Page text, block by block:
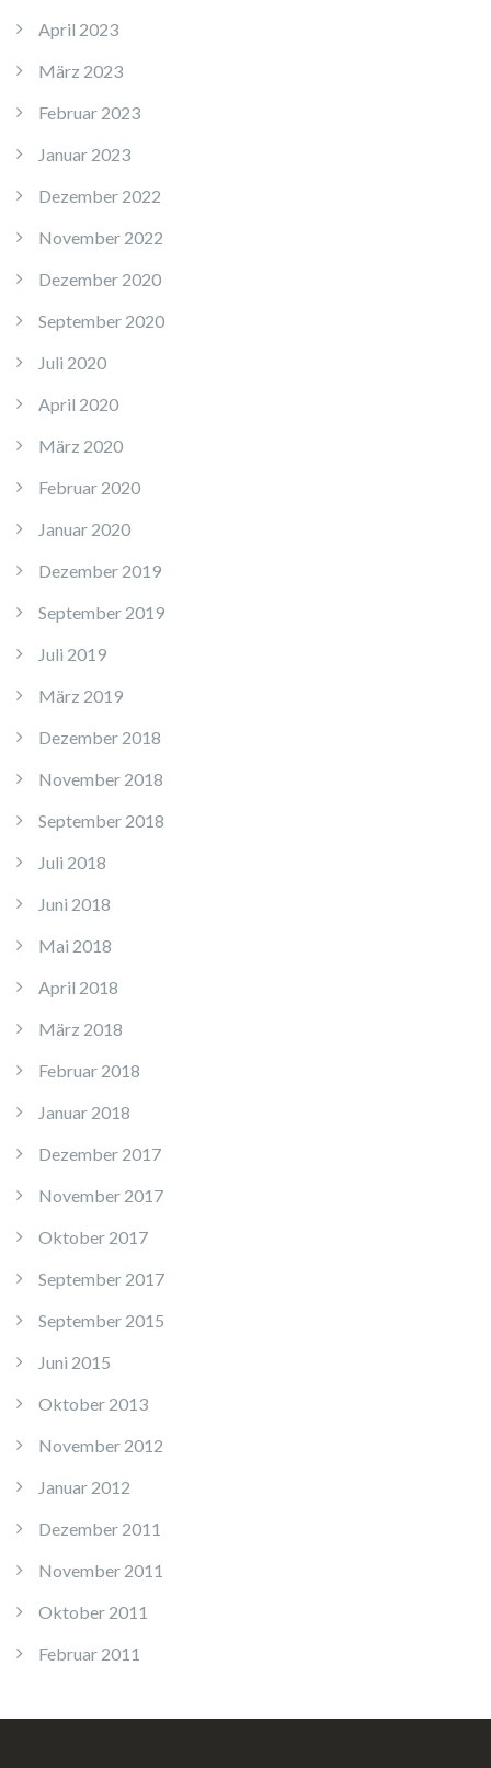
April 2023
März 2023
Februar 2023
Januar 2023
Dezember 2022
November 2022
Dezember 2020
September 2020
Juli 2020
April 2020
März 2020
Februar 2020
Januar 2020
Dezember 2019
September 2019
Juli 2019
März 2019
Dezember 2018
November 2018
September 2018
Juli 2018
Juni 2018
Mai 2018
April 2018
März 2018
Februar 2018
Januar 2018
Dezember 2017
November 2017
Oktober 2017
September 2017
September 2015
Juni 2015
Oktober 2013
November 2012
Januar 2012
Dezember 2011
November 2011
Oktober 2011
Februar 2011